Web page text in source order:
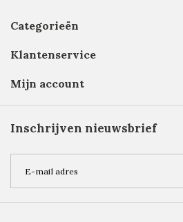
Categorieën
Klantenservice
Mijn account
Inschrijven nieuwsbrief